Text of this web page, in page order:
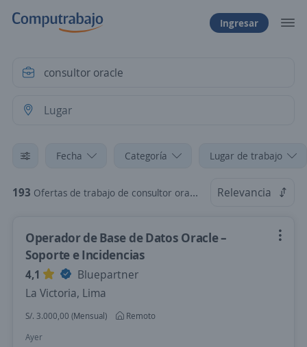
Ingresar
Fecha Categoría Lugar de trabajo
193 Ofertas de trabajo de consultor oracle Relevancia
Operador de Base de Datos Oracle –
Soporte e Incidencias
4,1
Bluepartner
La Victoria, Lima
S/. 3.000,00 (Mensual)
Remoto
Ayer